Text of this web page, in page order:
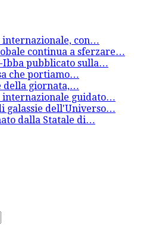
con…
continua a sferzare…
Ibba pubblicato sulla…
che portiamo…
della giornata,…
guidato…
galassie dell'Universo…
dalla Statale di…